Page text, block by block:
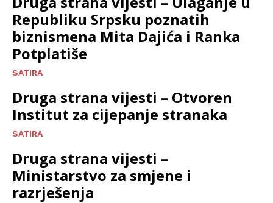
Republiku Srpsku poznatih
biznismena Mita Dajića i Ranka
Potplatiše
SATIRA
Druga strana vijesti – Otvoren
Institut za cijepanje stranaka
SATIRA
Druga strana vijesti –
Ministarstvo za smjene i
razrješenja